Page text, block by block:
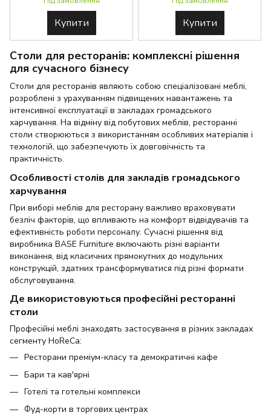
Купити Купити
Столи для ресторанів: комплексні рішення
для сучасного бізнесу
Столи для ресторанів являють собою спеціалізовані меблі,
розроблені з урахуванням підвищених навантажень та
інтенсивної експлуатації в закладах громадського
харчування. На відміну від побутових меблів, ресторанні
столи створюються з використанням особливих матеріалів і
технологій, що забезпечують їх довговічність та
практичність.
Особливості столів для закладів громадського
харчування
При виборі меблів для ресторану важливо враховувати
безліч факторів, що впливають на комфорт відвідувачів та
ефективність роботи персоналу. Сучасні рішення від
виробника BASE Furniture включають різні варіанти
виконання, від класичних прямокутних до модульних
конструкцій, здатних трансформуватися під різні формати
обслуговування.
Де використовуються професійні ресторанні
столи
Професійні меблі знаходять застосування в різних закладах
сегменту HoReCa:
Ресторани преміум-класу та демократичні кафе
Бари та кав'ярні
Готелі та готельні комплекси
Фуд-корти в торгових центрах